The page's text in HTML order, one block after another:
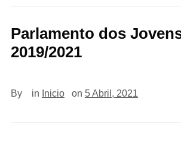
Parlamento dos
2019/2021
By in Inicio on 5 Abril, 2021